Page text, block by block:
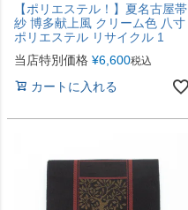
【ポリエステル！】夏名古屋帯
紗 博多献上風 クリーム色 八寸
ポリエステル リサイクル 1
当店特別価格 ¥6,600税込
カートに入れる